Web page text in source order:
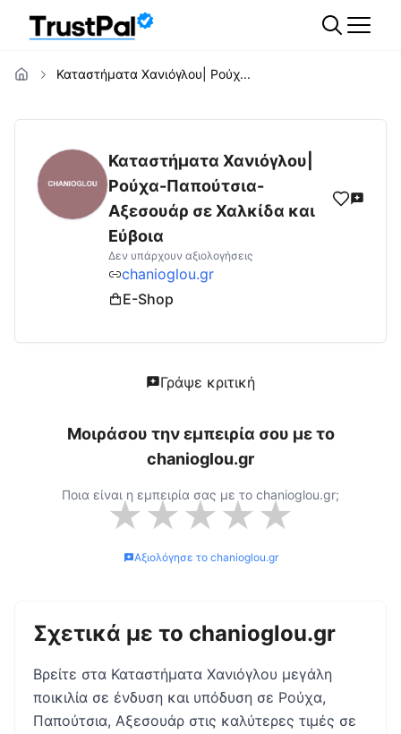
Καταστήματα Χανιόγλου| Ρούχ...
chanioglou.grΑξιολογήσεις | Δες
Καταστήματα Χανιόγλου|
Ρούχα-Παπούτσια-
Αξεσουάρ σε Χαλκίδα και
Εύβοια
Δεν υπάρχουν αξιολογήσεις
chanioglou.gr
E-Shop
Γράψε κριτική
Μοιράσου την εμπειρία σου με το
chanioglou.gr
Ποια είναι η εμπειρία σας με το chanioglou.gr;
★★★★★
Αξιολόγησε το chanioglou.gr
Σχετικά με το chanioglou.gr
Βρείτε στα Καταστήματα Χανιόγλου μεγάλη
ποικιλία σε ένδυση και υπόδυση σε Ρούχα,
Παπούτσια, Αξεσουάρ στις καλύτερες τιμές σε